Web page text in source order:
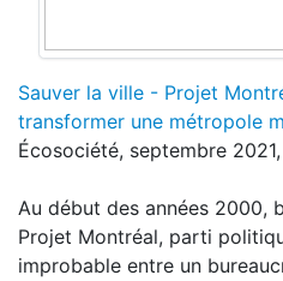
Sauver la ville - Projet
transformer une métropole
Écosociété, septembre
Au début des années 2000,
Projet Montréal, parti
improbable entre un